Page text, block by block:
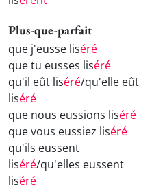
Plus-que-parfait
que j'eusse liséré
que tu eusses liséré
qu'il eût liséré/qu'elle eût
liséré
que nous eussions liséré
que vous eussiez liséré
qu'ils eussent
liséré/qu'elles eussent
liséré